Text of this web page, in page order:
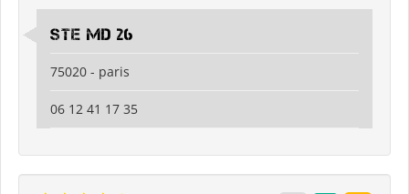
Ste md 26
75020 - paris
06 12 41 17 35